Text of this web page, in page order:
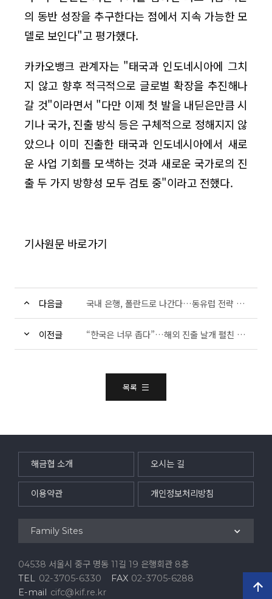
의 동반 성장을 추구한다는 점에서 지속 가능한 모
델로 보인다"고 평가했다.
카카오뱅크 관계자는 "태국과 인도네시아에 그치
지 않고 향후 적극적으로 글로벌 확장을 추진해나
갈 것"이라면서 "다만 이제 첫 발을 내딛은만큼 시
기나 국가, 진출 방식 등은 구체적으로 정해지지 않
았으나 이미 진출한 태국과 인도네시아에서 새로
운 사업 기회를 모색하는 것과 새로운 국가로의 진
출 두 가지 방향성 모두 검토 중"이라고 전했다.
기사원문 바로가기
다음글 국내 은행, 폴란드로 나간다…동유럽 전략 거점 확보 속도
이전글 “한국은 너무 좁다”…해외 진출 날개 펼친 인터넷은행
목록
해금협 소개 오시는 길
이용약관 개인정보처리방침
Family Sites
04538 서울시 중구 명동 11길 19 은행회관 8층
TEL
02-3705-6330 FAX 02-3705-6288
E-mail cifc@kif.re.kr